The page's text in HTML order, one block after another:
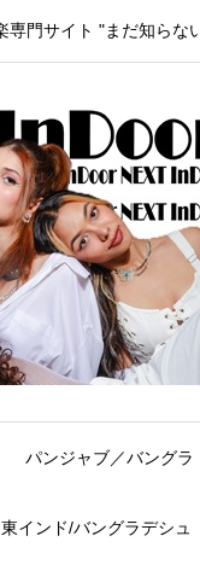
専門サイト "まだ知らな
パンジャブ／バングラ
東インド/バングラデシュ